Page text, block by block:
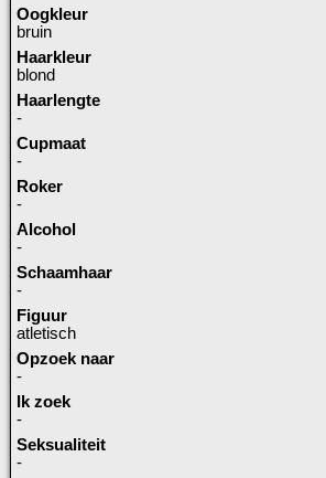
Oogkleur
bruin
Haarkleur
blond
Haarlengte
-
Cupmaat
-
Roker
-
Alcohol
-
Schaamhaar
-
Figuur
atletisch
Opzoek naar
-
Ik zoek
-
Seksualiteit
-